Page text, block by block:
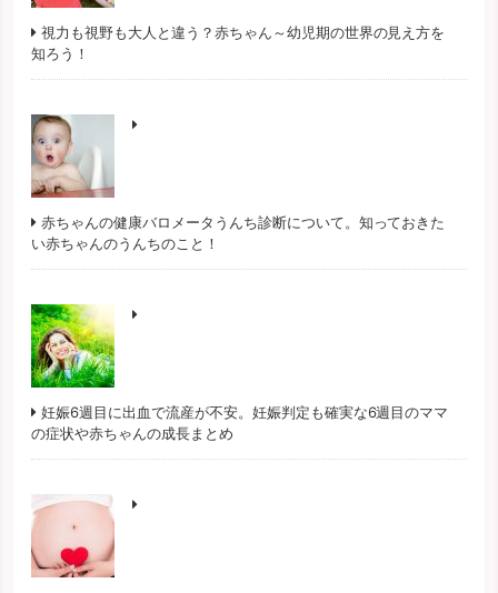
視力も視野も大人と違う？赤ちゃん～幼児期の世界の見え方を
知ろう！
赤ちゃんの健康バロメータうんち診断について。知っておきた
い赤ちゃんのうんちのこと！
妊娠6週目に出血で流産が不安。妊娠判定も確実な6週目のママ
の症状や赤ちゃんの成長まとめ